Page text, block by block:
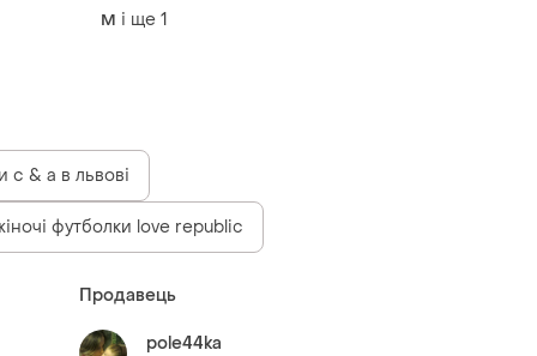
M і ще 1
c & a в львові
футболки love republic
Продавець
pole44ka